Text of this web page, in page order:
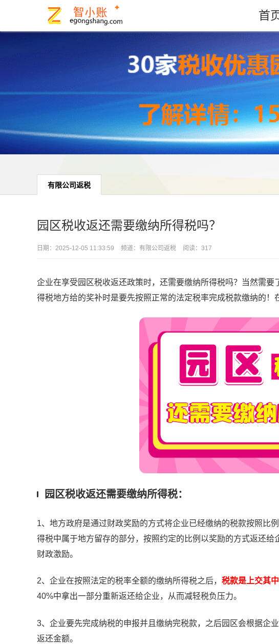
首
有限公司返税
园区税收返还需要缴纳所得税吗？
日期： 2025-12-05 11:33:59 频道： 有限公司返税 阅读：317
企业在享受园区税收返还政策时，还需要缴纳所得税吗？当然需
得税地方给的奖补时是要先按照正常的法定税率完成税款缴纳的！
园区税收返还需要缴纳所得税：
1、地方政府是通过财政奖励的方式将企业已经缴纳的税款按照比
得税中属于地方留存的部分，按照约定的比例以奖励的方式返还
财政激励。
2、企业在按照法定的税率全额的缴纳所得税之后， 税款是上交其
40%中拿出一部分重新返还给企业，从而减轻税负压力。
3、企业要先完成纳税的申报并且缴纳完税款，之后园区会根据企
返还金额。